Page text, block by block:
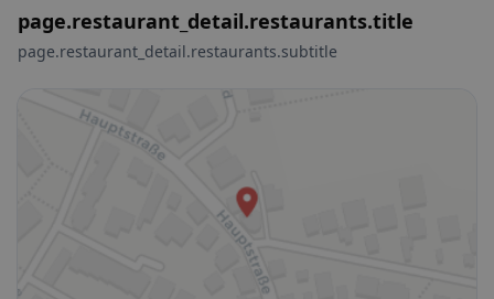
page.restaurant_detail.restaurants.title
page.restaurant_detail.restaurants.subtitle